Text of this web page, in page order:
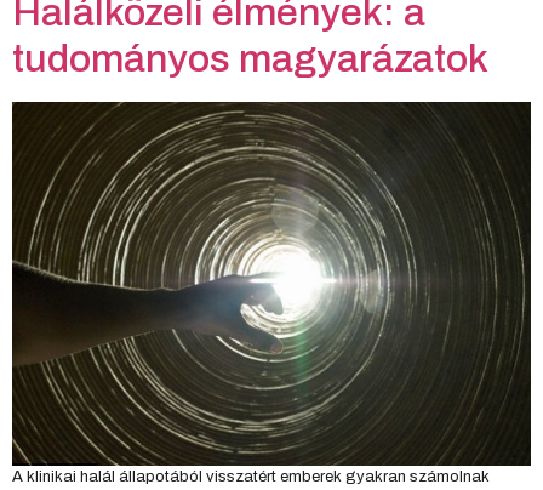
Halálközeli élmények: a
tudományos magyarázatok
A klinikai halál állapotából visszatért emberek gyakran számolnak